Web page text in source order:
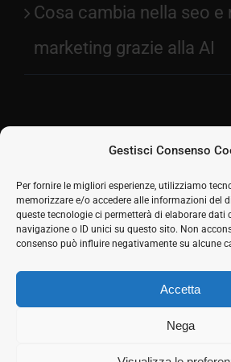
Gestisci Consenso
Per fornire le migliori esperienze, utilizziamo
memorizzare e/o accedere alle informazioni del
queste tecnologie ci permetterà di elaborare
navigazione o ID unici su questo sito. Non
consenso può influire negativamente su alcune
Accetta
Nega
Cosa cambia nella seo e
marketing grazie alla AI
2026 © SH Web s.r.l. Via Tre Settembre, 11
Dogana (RSM) | Tel:
0549 941579 339
COE SM21512
Seguici